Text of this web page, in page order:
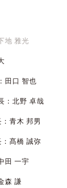
地 雅光
田口 智也
：北野 卓哉
青木 邦男
髙橋 誠弥
田 一宇
森 謙